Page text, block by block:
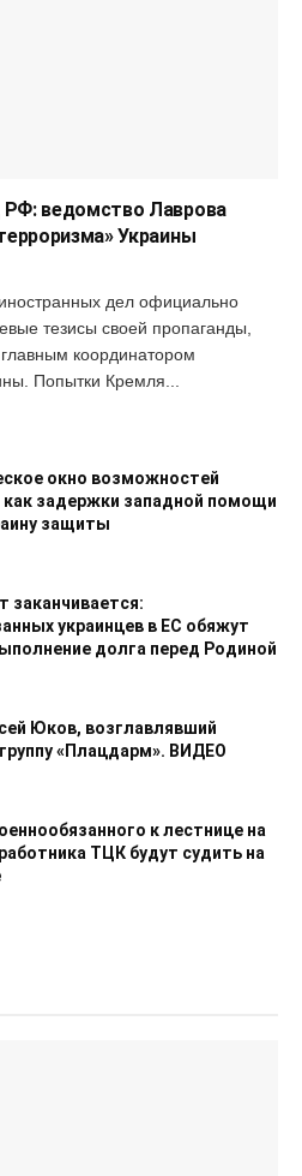
ведомство Лаврова
Украины
дел официально
тезисы своей пропаганды,
координатором
Попытки Кремля...
окно возможностей
как задержки западной помощи
защиты
заканчивается:
украинцев в ЕС обяжут
долга перед Родиной
Юков, возглавлявший
«Плацдарм». ВИДЕО
к лестнице на
ТЦК будут судить на